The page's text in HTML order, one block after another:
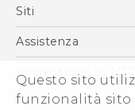
Questo sito
funzionalità sito
English -
Smartphone
Vive
Accessori
Siti
HTC VIVE
Assistenza
Ecommerce
Informazioni su HTC
ESG